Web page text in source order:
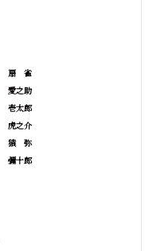
扇
雀
愛之助
壱太郎
虎之介
猿
弥
彌十郎